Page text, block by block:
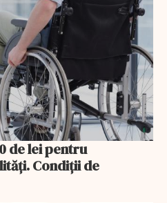
de lei pentru
Condiții de